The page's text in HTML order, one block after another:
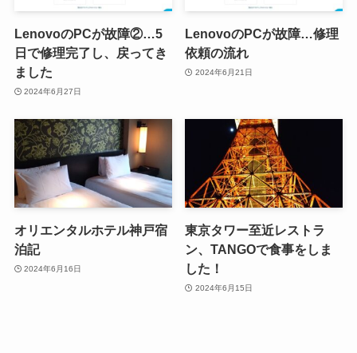
LenovoのPCが故障②…5
日で修理完了し、戻ってき
ました
2024年6月27日
LenovoのPCが故障…修理
依頼の流れ
2024年6月21日
オリエンタルホテル神戸宿
泊記
2024年6月16日
東京タワー至近レストラ
ン、TANGOで食事をしま
した！
2024年6月15日